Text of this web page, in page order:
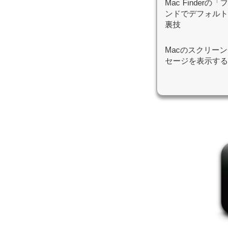
Mac Finderの「
ンドでデフォル
裏技
Macのスクリー
セージを表示す